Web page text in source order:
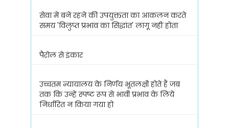
सेवा में बने रहने की उपयुक्तता का आकलन करते
समय 'विलुप्त प्रभाव का सिद्धांत' लागू नहीं होता
पैरोल से इंकार
उच्चतम न्यायालय के निर्णय भूतलक्षी होते हैं जब
तक कि उन्हें स्पष्ट रूप से भावी प्रभाव के लिये
निर्धारित न किया गया हो